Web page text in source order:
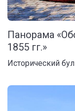
Панорама
1855 гг.»
Исторический